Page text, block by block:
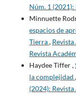
Núm. 1
Minnuette
espacios de
Tierra,
Revista
Haydee Tiffer ,
la complejidad ,
(2024):